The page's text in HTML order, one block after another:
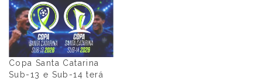
Copa Santa Catarina
Sub-13 e Sub-14 terá